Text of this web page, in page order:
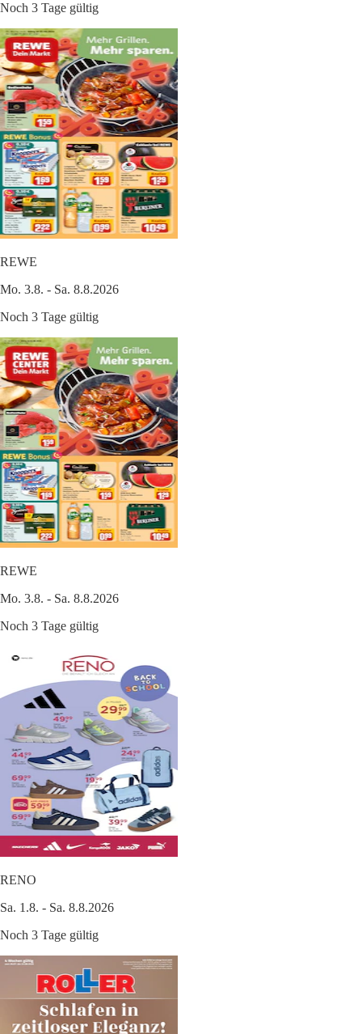
Noch 3 Tage gültig
REWE
Mo. 3.8. - Sa. 8.8.2026
Noch 3 Tage gültig
REWE
Mo. 3.8. - Sa. 8.8.2026
Noch 3 Tage gültig
RENO
Sa. 1.8. - Sa. 8.8.2026
Noch 3 Tage gültig